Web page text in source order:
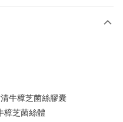
牛樟芝菌絲膠囊
樟芝菌絲體